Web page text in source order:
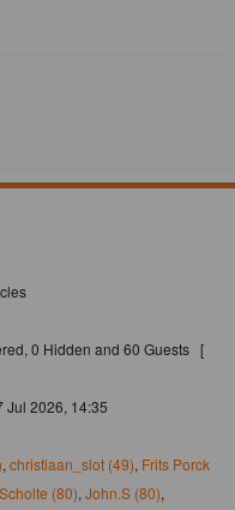
0 Hidden and 60 Guests [
Jul 2026, 14:35
, christiaan_slot (49), Frits Porck
(80), John.S (80),